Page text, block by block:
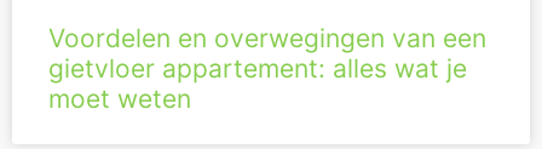
Voordelen en overwegingen van een
gietvloer appartement: alles wat je
moet weten